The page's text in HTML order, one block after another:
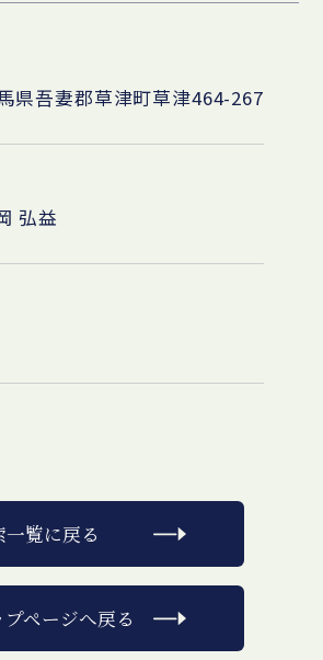
県吾妻郡草津町草津464-267
弘益
一覧に戻る
プページへ戻る